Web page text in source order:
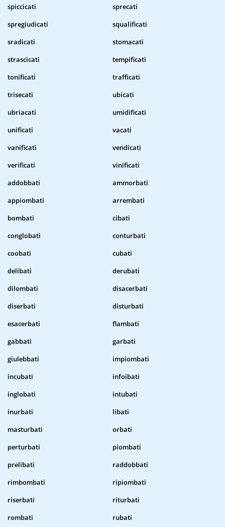
spiccicati
sprecati
spregiudicati
squalificati
sradicati
stomacati
strascicati
tempificati
tonificati
trafficati
trisecati
ubicati
ubriacati
umidificati
unificati
vacati
vanificati
vendicati
verificati
vinificati
addobbati
ammorbati
appiombati
arrembati
bombati
cibati
conglobati
conturbati
coobati
cubati
delibati
derubati
dilombati
disacerbati
diserbati
disturbati
esacerbati
flambati
gabbati
garbati
giulebbati
impiombati
incubati
infoibati
inglobati
intubati
inurbati
libati
masturbati
orbati
perturbati
piombati
prelibati
raddobbati
rimbombati
ripiombati
riserbati
riturbati
rombati
rubati